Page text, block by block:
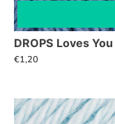
DROPS Loves
€1,20